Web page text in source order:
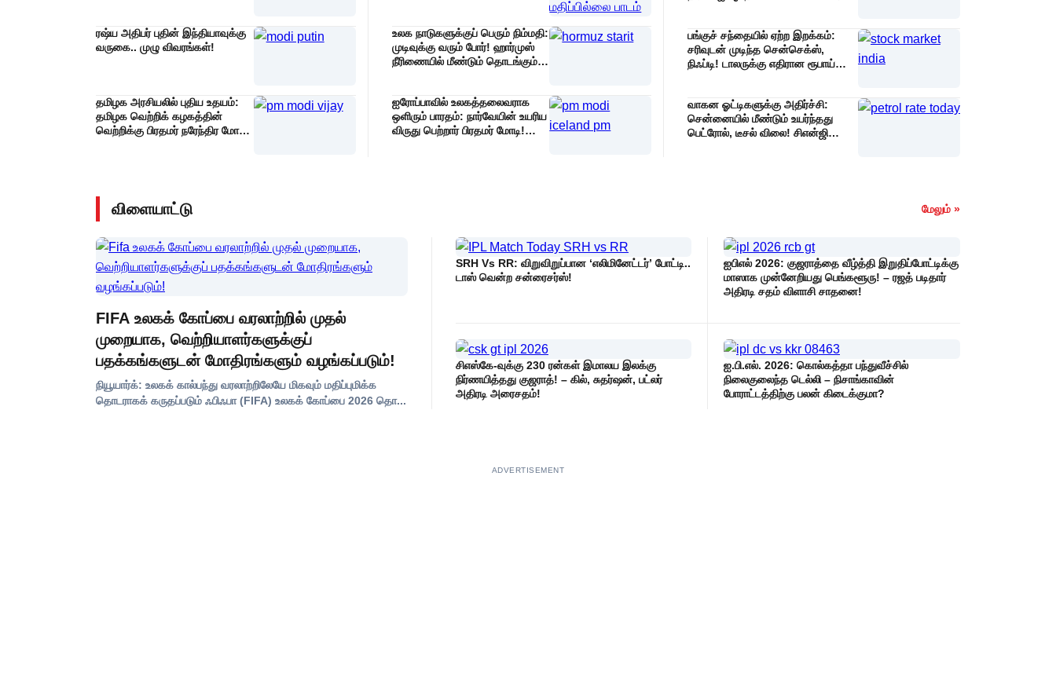
ரஷ்ய அதிபர் புதின் இந்தியாவுக்கு
வருகை.. முழு விவரங்கள்!
தமிழக அரசியலில் புதிய உதயம்:
தமிழக வெற்றிக் கழகத்தின்
வெற்றிக்கு பிரதமர் நரேந்திர மோடி
உலக நாடுகளுக்குப் பெரும் நிம்மதி:
முடிவுக்கு வரும் போர்! ஹார்முஸ்
நீரிணையில் மீண்டும் தொடங்கும்
ஐரோப்பாவில் உலகத்தலைவராக
ஒளிரும் பாரதம்: நார்வேயின் உயரிய
விருது பெற்றார் பிரதமர் மோடி!
பங்குச் சந்தையில் ஏற்ற இறக்கம்:
சரிவுடன் முடிந்த சென்செக்ஸ்,
நிஃப்டி! டாலருக்கு எதிரான ரூபாய்
வாகன ஓட்டிகளுக்கு அதிர்ச்சி:
சென்னையில் மீண்டும் உயர்ந்தது
பெட்ரோல், டீசல் விலை! சிஎன்ஜி
விளையாட்டு மேலும் »
FIFA உலகக் கோப்பை வரலாற்றில் முதல்
முறையாக, வெற்றியாளர்களுக்குப்
பதக்கங்களுடன் மோதிரங்களும் வழங்கப்படும்!
நியூயார்க்: உலகக் கால்பந்து வரலாற்றிலேயே மிகவும் மதிப்புமிக்க
தொடராகக் கருதப்படும் ஃபிஃபா (FIFA) உலகக் கோப்பை 2026 தொ...
SRH Vs RR: விறுவிறுப்பான ‘எலிமினேட்டர்’ போட்டி..
டாஸ் வென்ற சன்ரைசர்ஸ்!
ஐபிஎல் 2026: குஜராத்தை வீழ்த்தி இறுதிப்போட்டிக்கு
மாஸாக முன்னேறியது பெங்களூரு! – ரஜத் படிதார்
அதிரடி சதம் விளாசி சாதனை!
சிஎஸ்கே-வுக்கு 230 ரன்கள் இமாலய இலக்கு
நிர்ணயித்தது குஜராத்! – கில், சுதர்ஷன், பட்லர்
அதிரடி அரைசதம்!
ஐ.பி.எல். 2026: கொல்கத்தா பந்துவீச்சில்
நிலைகுலைந்த டெல்லி – நிசாங்காவின்
போராட்டத்திற்கு பலன் கிடைக்குமா?